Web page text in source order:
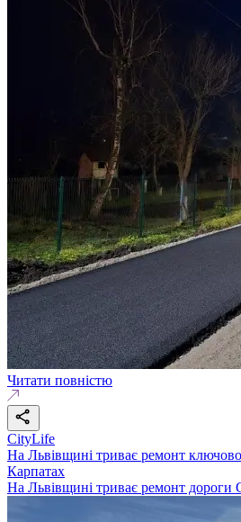
Читати повністю
CityLife
На Львівщині триває ремонт
Карпатах
На Львівщині триває ремонт дороги